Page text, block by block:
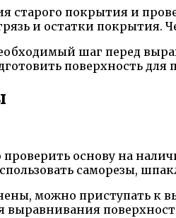
старого покрытия и
и остатки покрытия.
шаг перед
поверхность
основу на
саморезы,
можно приступать к